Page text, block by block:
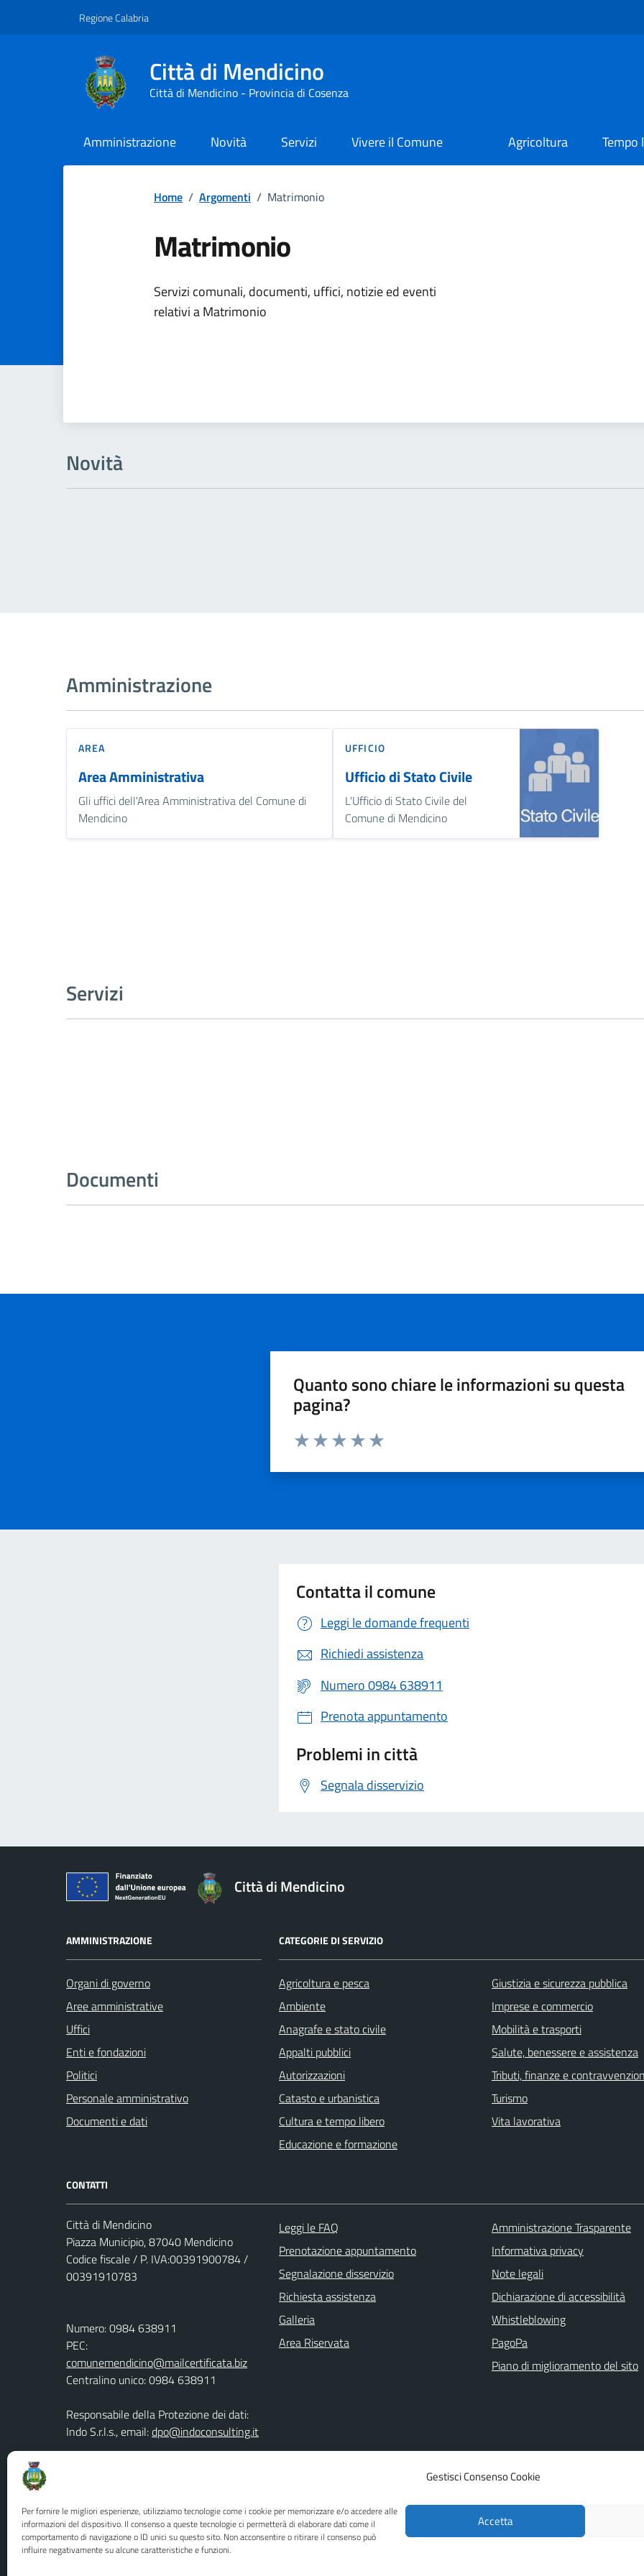
Gestisci Consenso Cookie
Per fornire le migliori esperienze, utilizziamo tecnologie come i cookie per memorizzare e/o accedere alle
informazioni del dispositivo. Il consenso a queste tecnologie ci permetterà di elaborare dati come il
comportamento di navigazione o ID unici su questo sito. Non acconsentire o ritirare il consenso può
influire negativamente su alcune caratteristiche e funzioni.
Accetta
Regione Calabria
Città di Mendicino
Città di Mendicino - Provincia di Cosenza
Amministrazione Novità Servizi Vivere il Comune Agricoltura Tempo
Home / Argomenti / Matrimonio
Matrimonio
Dettagli dell'argomento
Servizi comunali, documenti, uffici, notizie ed eventi
relativi a Matrimonio
Novità
Amministrazione
AREA
Area Amministrativa
Gli uffici dell'Area Amministrativa del Comune di
Mendicino
UFFICIO
Ufficio di Stato Civile
L'Ufficio di Stato Civile del
Comune di Mendicino
Servizi
Documenti
Quanto sono chiare le informazioni su questa
pagina?
Contatta il comune
Leggi le domande frequenti
Richiedi assistenza
Numero0984 638911
Prenota appuntamento
Problemi in città
Segnala disservizio
Città di Mendicino
AMMINISTRAZIONE
Organi di governo
Aree amministrative
Uffici
Enti e fondazioni
Politici
Personale amministrativo
Documenti e dati
CATEGORIE DI SERVIZIO
Agricoltura e pesca
Ambiente
Anagrafe e stato civile
Appalti pubblici
Autorizzazioni
Catasto e urbanistica
Cultura e tempo libero
Educazione e formazione
Giustizia e sicurezza pubblica
Imprese e commercio
Mobilità e trasporti
Salute, benessere e assistenza
Tributi, finanze e
Turismo
Vita lavorativa
CONTATTI
Città di Mendicino
Piazza Municipio, 87040 Mendicino
Codice fiscale / P. IVA:00391900784 /
00391910783
Numero: 0984 638911
PEC:
comunemendicino@mailcertificata.biz
Centralino unico: 0984 638911
Responsabile della Protezione dei dati:
Indo S.r.l.s., email:dpo@indoconsulting.it
Leggi le FAQ
Prenotazione appuntamento
Segnalazione disservizio
Richiesta assistenza
Galleria
Area Riservata
Amministrazione Trasparente
Informativa privacy
Note legali
Dichiarazione di accessibilità
Whistleblowing
PagoPa
Piano di miglioramento del sito